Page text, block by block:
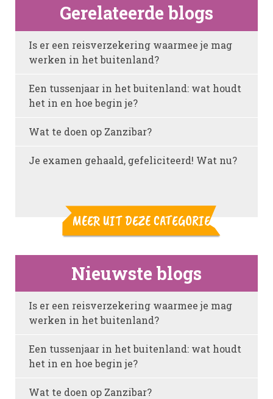
Gerelateerde blogs
Is er een reisverzekering waarmee je mag
werken in het buitenland?
Een tussenjaar in het buitenland: wat houdt
het in en hoe begin je?
Wat te doen op Zanzibar?
Je examen gehaald, gefeliciteerd! Wat nu?
MEER UIT DEZE CATEGORIE
Nieuwste blogs
Is er een reisverzekering waarmee je mag
werken in het buitenland?
Een tussenjaar in het buitenland: wat houdt
het in en hoe begin je?
Wat te doen op Zanzibar?